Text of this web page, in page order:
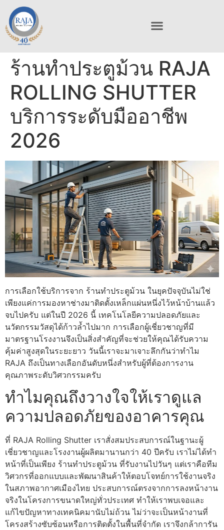
ร้านทําประตูม้วน RAJA
ROLLING SHUTTER
บริการระดับมืออาชีพ
2026
การเลือกใช้บริการจาก ร้านทําประตูม้วน ในยุคปัจจุบันไม่ใช่
เพียงแค่การมองหาช่างมาติดตั้งเหล็กแผ่นหนึ่งไว้หน้าบ้านแล้ว
จบไปครับ แต่ในปี 2026 นี้ เทคโนโลยีความปลอดภัยและ
นวัตกรรมวัสดุได้ก้าวล้ำไปมาก การเลือกผู้เชี่ยวชาญที่มี
มาตรฐานโรงงานจึงเป็นสิ่งสำคัญที่จะช่วยให้คุณได้รับความ
คุ้มค่าสูงสุดในระยะยาว วันนี้เราจะมาเจาะลึกกันว่าทำไม
RAJA ถึงเป็นทางเลือกอันดับหนึ่งสำหรับผู้ที่ต้องการงาน
คุณภาพระดับวิศวกรรมครับ
ทำไมคุณถึงวางใจให้เราดูแล
ความปลอดภัยของอาคารคุณ
ที่ RAJA Rolling Shutter เราสั่งสมประสบการณ์ในฐานะผู้
เชี่ยวชาญและโรงงานผู้ผลิตมานานกว่า 40 ปีครับ เราไม่ได้ทำ
หน้าที่เป็นเพียง ร้านทําประตูม้วน ที่รับงานไปวันๆ แต่เราคือทีม
วิศวกรที่ออกแบบและพัฒนาสินค้าให้ตอบโจทย์การใช้งานจริง
ในสภาพอากาศเมืองไทย ประสบการณ์ตรงจากการลงหน้างาน
จริงในโครงการขนาดใหญ่ทั่วประเทศ ทำให้เราพบเจอและ
แก้ไขปัญหาทางเทคนิคมานับไม่ถ้วน ไม่ว่าจะเป็นหน้างานที่
โครงสร้างซับซ้อนหรือการติดตั้งในพื้นที่จำกัด เราจึงกล้าการัน